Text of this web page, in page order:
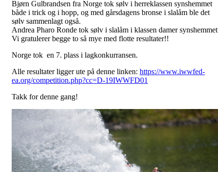
Bjørn Gulbrandsen fra Norge tok sølv i herreklassen synshemmet
både i trick og i hopp, og med gårsdagens bronse i slalåm ble det
sølv sammenlagt også.
Andrea Pharo Ronde tok sølv i slalåm i klassen damer
Vi gratulerer begge to så mye med flotte resultater!!
Norge tok en 7. plass i lagkonkurransen.
Alle resultater ligger ute på denne linken: https://www.iwwfed-
ea.org/competition.php?cc=D-19IWWFD01
Takk for denne gang!